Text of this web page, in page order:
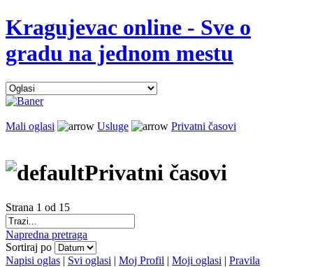
Kragujevac online - Sve o
gradu na jednom mestu
Mali oglasi Usluge Privatni časovi
Privatni časovi
Strana 1 od 15
Napredna pretraga
Sortiraj po
Napisi oglas | Svi oglasi | Moj Profil | Moji oglasi | Pravila